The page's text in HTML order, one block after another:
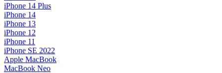
iPhone 14 Plus
iPhone 14
iPhone 13
iPhone 12
iPhone 11
iPhone SE 2022
Apple MacBook
MacBook Neo